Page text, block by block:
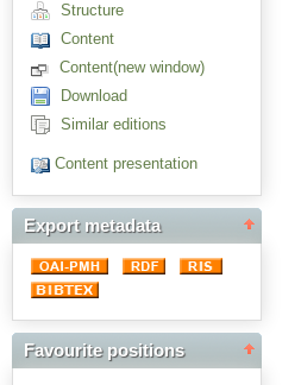
Structure
Content
Content(new window)
Download
Similar editions
Content presentation
Export metadata
Favourite positions